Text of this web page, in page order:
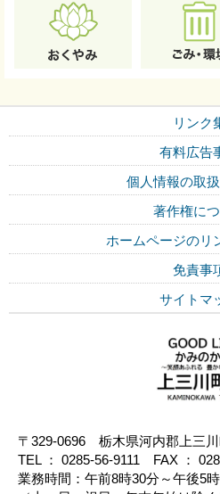
リンク
有料広告
個人情報の取
著作権に
ホームページのリ
免責事
サイトマ
〒329-0696 栃木県河内郡上三
TEL ： 0285-56-9111 FAX ：
業務時間：午前8時30分～午後5